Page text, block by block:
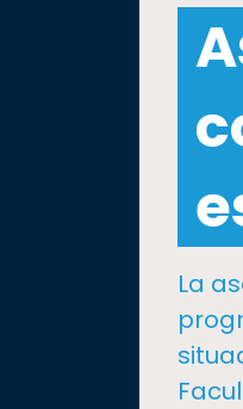
Internacionalización
La